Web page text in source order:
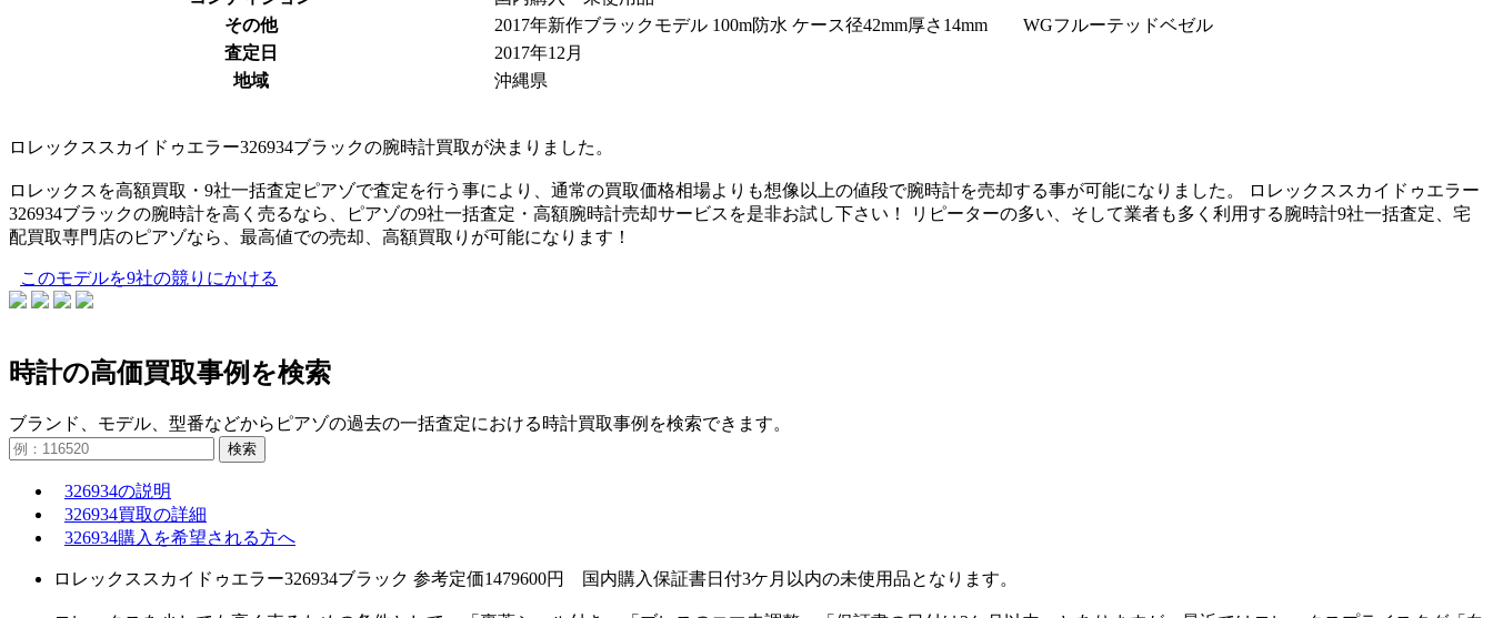
その他
2017年新作ブラックモデル 100m防水 ケース径42mm厚さ14mm WGフルーテッドベゼル
査定日
2017年12月
地域
沖縄県
ロレックススカイドゥエラー326934ブラックの腕時計買取が決まりました。
ロレックスを高額買取・9社一括査定ピアゾで査定を行う事により、通常の買取価格相場よりも想像以上の値段で腕時計を売却する事が可能になりました。 ロレックススカイドゥエラー
326934ブラックの腕時計を高く売るなら、ピアゾの9社一括査定・高額腕時計売却サービスを是非お試し下さい！ リピーターの多い、そして業者も多く利用する腕時計9社一括査定、宅
配買取専門店のピアゾなら、最高値での売却、高額買取りが可能になります！
このモデルを9社の競りにかける
時計の高価買取事例を検索
ブランド、モデル、型番などからピアゾの過去の一括査定における時計買取事例を検索できます。
検索
326934の説明
326934買取の詳細
326934購入を希望される方へ
ロレックススカイドゥエラー326934ブラック 参考定価1479600円 国内購入保証書日付3ケ月以内の未使用品となります。